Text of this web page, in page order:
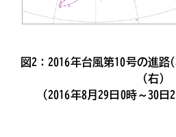
図2：2016年台風第10号の進
(右)
(2016年8月29日0時～30日